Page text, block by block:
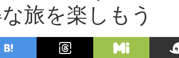
旅を楽しもう